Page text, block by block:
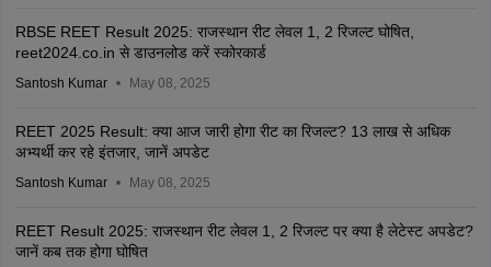
RBSE REET Result 2025: राजस्थान रीट लेवल 1, 2 रिजल्ट घोषित,
reet2024.co.in से डाउनलोड करें स्कोरकार्ड
Santosh Kumar May 08, 2025
REET 2025 Result: क्या आज जारी होगा रीट का रिजल्ट? 13 लाख से अधिक
अभ्यर्थी कर रहे इंतजार, जानें अपडेट
Santosh Kumar May 08, 2025
REET Result 2025: राजस्थान रीट लेवल 1, 2 रिजल्ट पर क्या है लेटेस्ट अपडेट?
जानें कब तक होगा घोषित